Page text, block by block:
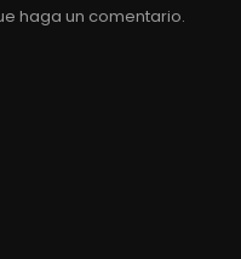
haga un comentario.